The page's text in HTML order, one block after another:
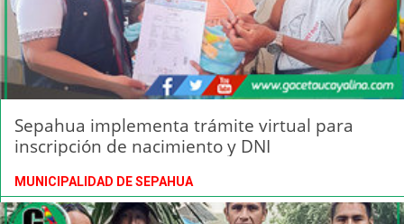
Sepahua implementa trámite virtual para
inscripción de nacimiento y DNI
MUNICIPALIDAD DE SEPAHUA